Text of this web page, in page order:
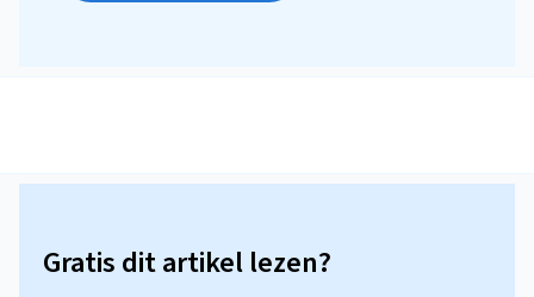
Gratis dit artikel lezen?